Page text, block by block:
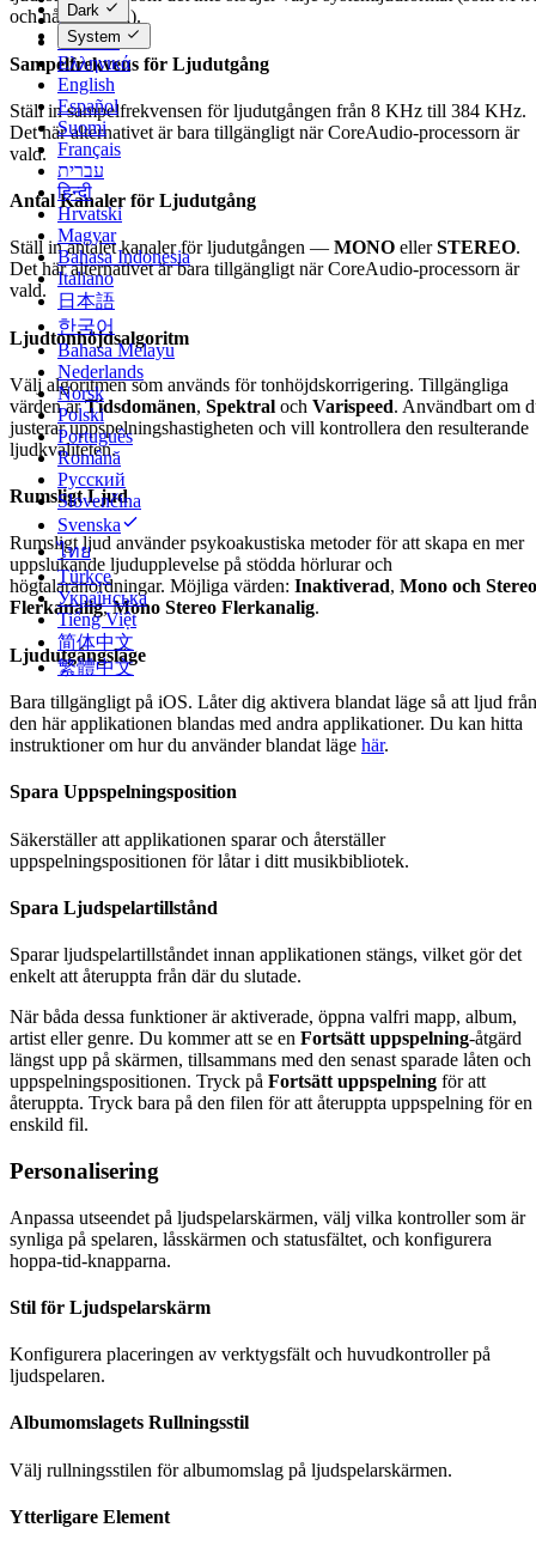
Dansk
Deutsch
Ελληνικά
English
Español
Suomi
Français
עברית
हिन्दी
Hrvatski
Magyar
Bahasa Indonesia
Italiano
日本語
한국어
Bahasa Melayu
Nederlands
Norsk
Polski
Português
Română
Русский
Slovenčina
Svenska
ไทย
Türkçe
Українська
Tiếng Việt
简体中文
繁體中文
Dark
System
och några andra).
Sampelfrekvens för Ljudutgång
Ställ in sampelfrekvensen för ljudutgången från 8 KHz till 384 KHz.
Det här alternativet är bara tillgängligt när CoreAudio-processorn är
vald.
Antal Kanaler för Ljudutgång
Ställ in antalet kanaler för ljudutgången — MONO ellerSTEREO.
Det här alternativet är bara tillgängligt när CoreAudio-processorn är
vald.
Ljudtonhöjdsalgoritm
Välj algoritmen som används för tonhöjdskorrigering. Tillgängliga
värden ärTidsdomänen, Spektral och Varispeed. Användbart om
justerar uppspelningshastigheten och vill kontrollera den resulterande
ljudkvaliteten.
Rumsligt Ljud
Rumsligt ljud använder psykoakustiska metoder för att skapa en mer
uppslukande ljudupplevelse på stödda hörlurar och
högtalaranordningar. Möjliga värden: Inaktiverad, Mono och Stereo
Flerkanalig,Mono Stereo Flerkanalig.
Ljudutgångsläge
Bara tillgängligt på iOS. Låter dig aktivera blandat läge så att ljud från
den här applikationen blandas med andra applikationer. Du kan hitta
instruktioner om hur du använder blandat läge här.
Spara Uppspelningsposition
Säkerställer att applikationen sparar och återställer
uppspelningspositionen för låtar i ditt musikbibliotek.
Spara Ljudspelartillstånd
Sparar ljudspelartillståndet innan applikationen stängs, vilket gör det
enkelt att återuppta från där du slutade.
När båda dessa funktioner är aktiverade, öppna valfri mapp, album,
artist eller genre. Du kommer att se en Fortsätt uppspelning-åtgärd
längst upp på skärmen, tillsammans med den senast sparade låten och
uppspelningspositionen. Tryck på Fortsätt uppspelning för att
återuppta. Tryck bara på den filen för att återuppta uppspelning för en
enskild fil.
Personalisering
Anpassa utseendet på ljudspelarskärmen, välj vilka kontroller som är
synliga på spelaren, låsskärmen och statusfältet, och konfigurera
hoppa-tid-knapparna.
Stil för Ljudspelarskärm
Konfigurera placeringen av verktygsfält och huvudkontroller på
ljudspelaren.
Albumomslagets Rullningsstil
Välj rullningsstilen för albumomslag på ljudspelarskärmen.
Ytterligare Element